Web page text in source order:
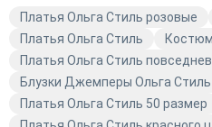
образа. Выберите в
индивидуальность и стиль. Не упустите возможность
приобрести качественную
бренда. Закажите с
идеальный наряд уже
Платья Ольга Стиль розовые
Платья Ольга Стиль
Платья Ольга Стиль
Блузки Джемперы Ольга Стиль
Платья Ольга Стиль 50 размер